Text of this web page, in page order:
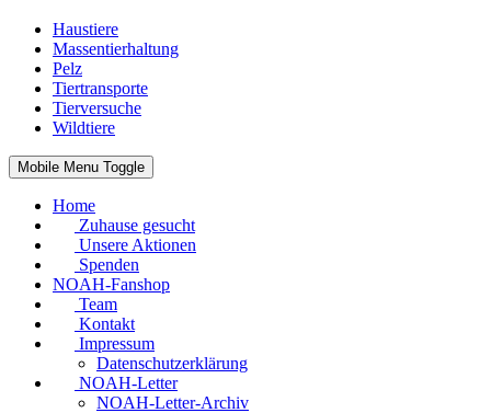
Haustiere
Massentierhaltung
Pelz
Tiertransporte
Tierversuche
Wildtiere
Mobile Menu Toggle
Home
Zuhause gesucht
Unsere Aktionen
Spenden
NOAH-Fanshop
Team
Kontakt
Impressum
Datenschutzerklärung
NOAH-Letter
NOAH-Letter-Archiv